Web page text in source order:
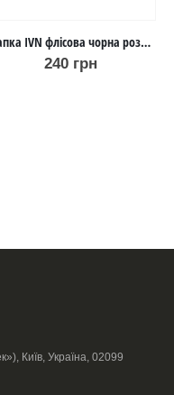
Шапка IVN флісова чорна розмір 56-58
240 грн
Київ, Україна, 02099